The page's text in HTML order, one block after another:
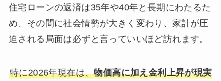
住宅ローンの返済は35年や40年と長期にわたるた
め、その間に社会情勢が大きく変わり、家計が圧
迫される局面は必ずと言っていいほど訪れます。
特に2026年現在は、物価高に加え金利上昇が現実